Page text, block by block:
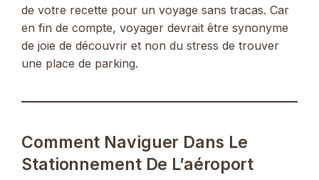
de votre recette pour un voyage sans tracas. Car
en fin de compte, voyager devrait être synonyme
de joie de découvrir et non du stress de trouver
une place de parking.
Comment Naviguer Dans Le
Stationnement De L’aéroport